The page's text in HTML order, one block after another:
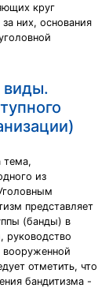
круг
них, основания
виды.
тема,
из
представляет
(банды) в
руководство
вооруженной
отметить, что
бандитизма -